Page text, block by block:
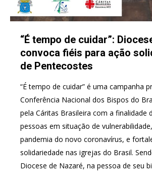
“É tempo de cuidar”:
convoca fiéis para ação
de Pentecostes
“É tempo de cuidar” é uma campanha
Conferência Nacional dos Bispos do
pela Cáritas Brasileira com a finalidade
pessoas em situação de
pandemia do novo coronavírus, e
solidariedade nas igrejas do Brasil.
Diocese de Nazaré, na pessoa de seu